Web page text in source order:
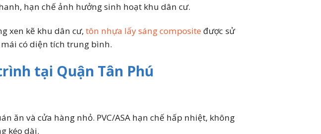
hạn chế ảnh hưởng sinh hoạt khu dân cư.
xen kẽ khu dân cư,tôn nhựa lấy sáng composite được sử
có diện tích trung bình.
tại Quận Tân Phú
ăn và cửa hàng nhỏ. PVC/ASA hạn chế hấp nhiệt, không
kéo dài.